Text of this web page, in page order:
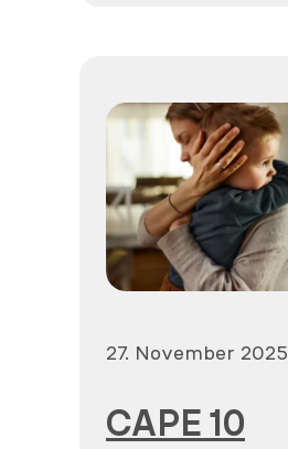
Veröffentlicht
27. November 2025
CAPE 10